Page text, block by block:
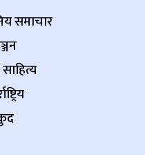
समाचार